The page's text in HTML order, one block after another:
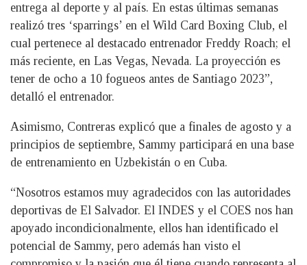
entrega al deporte y al país. En estas últimas semanas
realizó tres ‘sparrings’ en el Wild Card Boxing Club, el
cual pertenece al destacado entrenador Freddy Roach; el
más reciente, en Las Vegas, Nevada. La proyección es
tener de ocho a 10 fogueos antes de Santiago 2023”,
detalló el entrenador.
Asimismo, Contreras explicó que a finales de agosto y a
principios de septiembre, Sammy participará en una base
de entrenamiento en Uzbekistán o en Cuba.
“Nosotros estamos muy agradecidos con las autoridades
deportivas de El Salvador. El INDES y el COES nos han
apoyado incondicionalmente, ellos han identificado el
potencial de Sammy, pero además han visto el